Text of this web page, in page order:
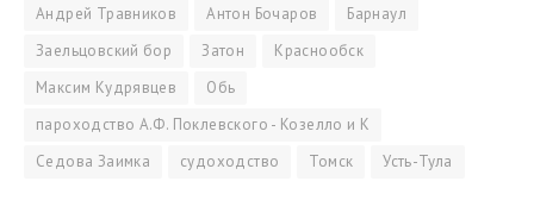
Андрей Травников Антон Бочаров
Барнаул
Заельцовский бор
Затон
Краснообск
Максим Кудрявцев
Обь
пароходство А.Ф. Поклевского - Козелло и К
Седова Заимка
судоходство Томск Усть-Тула